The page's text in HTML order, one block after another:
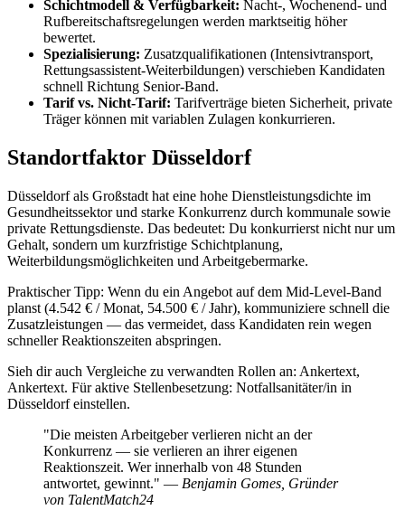
Schichtmodell & Verfügbarkeit: Nacht-, Wochenend- und
Rufbereitschaftsregelungen werden marktseitig höher
bewertet.
Spezialisierung: Zusatzqualifikationen (Intensivtransport,
Rettungsassistent-Weiterbildungen) verschieben Kandidaten
schnell Richtung Senior-Band.
Tarif vs. Nicht-Tarif: Tarifverträge bieten Sicherheit, private
Träger können mit variablen Zulagen konkurrieren.
Standortfaktor Düsseldorf
Düsseldorf als Großstadt hat eine hohe Dienstleistungsdichte im
Gesundheitssektor und starke Konkurrenz durch kommunale sowie
private Rettungsdienste. Das bedeutet: Du konkurrierst nicht nur um
Gehalt, sondern um kurzfristige Schichtplanung,
Weiterbildungsmöglichkeiten und Arbeitgebermarke.
Praktischer Tipp: Wenn du ein Angebot auf dem Mid-Level-Band
planst (4.542 € / Monat, 54.500 € / Jahr), kommuniziere schnell die
Zusatzleistungen — das vermeidet, dass Kandidaten rein wegen
schneller Reaktionszeiten abspringen.
Sieh dir auch Vergleiche zu verwandten Rollen an: Ankertext,
Ankertext. Für aktive Stellenbesetzung: Notfallsanitäter/in in
Düsseldorf einstellen.
"Die meisten Arbeitgeber verlieren nicht an der
Konkurrenz — sie verlieren an ihrer eigenen
Reaktionszeit. Wer innerhalb von 48 Stunden
antwortet, gewinnt." — Benjamin Gomes, Gründer
von TalentMatch24